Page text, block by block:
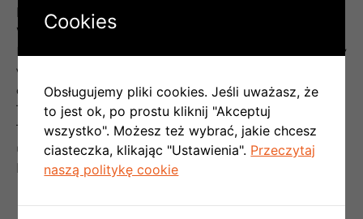
klientom satysfakcję z naszej współpracy.
Współpraca z naszą firmą to czysta przyjemność.
Możesz mieć pewność, że zostaniesz potraktowany
wyjątkowo – ponieważ takie już mamy podejście
do pracy. Dla nas najważniejsze jest spełnienie
Twoich potrzeb i gwarancja satysfakcji.
Tylko w ten sposób możemy skutecznie
utrzymywać długoletnią pozycję lidera na rynku
klimatyzacji w meijscowości Władysławowo.
Cookies
Obsługujemy pliki cookies. Jeśli uważasz, że
to jest ok, po prostu kliknij "Akceptuj
wszystko". Możesz też wybrać, jakie chcesz
ciasteczka, klikając "Ustawienia". Przeczytaj
naszą politykę cookie